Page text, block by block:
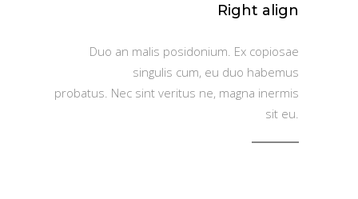
Right align
Duo an malis posidonium. Ex copiosae
singulis cum, eu duo habemus
probatus. Nec sint veritus ne, magna inermis
sit eu.